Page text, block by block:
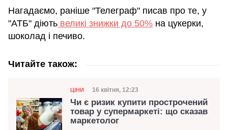
Нагадаємо, раніше "Телеграф" писав про те, у
"АТБ" діють великі знижки до 50% на цукерки,
шоколад і печиво.
Читайте також:
Категорія
ЦІНИ Дата публікації
16 квітня, 12:23
Чи є ризик купити прострочений
товар у супермаркеті: що сказав
маркетолог